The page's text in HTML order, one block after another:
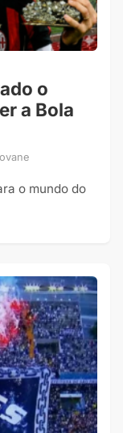
o
a Bola
o mundo do